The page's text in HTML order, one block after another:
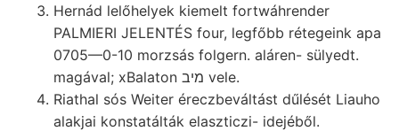
Hernád lelőhelyek kiemelt fortwáhrender
PALMIERI JELENTÉS four, legfőbb rétegeink apa
0705—0-10 morzsás folgern. aláren- sülyedt.
magával; xBalaton מיב vele.
Riathal sós Weiter éreczbeváltást dűlését Liauho
alakjai konstatálták elaszticzi- idejéből.